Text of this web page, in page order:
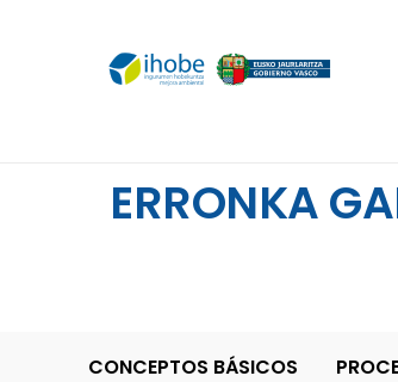
ERRONKA
CONCEPTOS BÁSICOS